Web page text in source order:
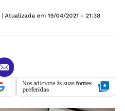
| Atualizada em 19/04/2021 - 21:38
Nos adicione às suas fontes
preferidas